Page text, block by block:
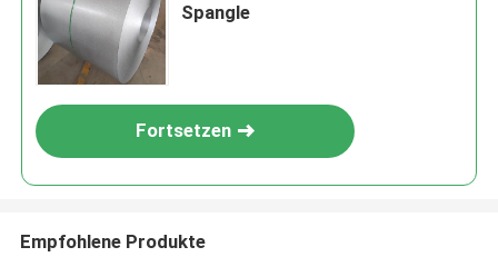
Spangle
Fortsetzen
Empfohlene Produkte